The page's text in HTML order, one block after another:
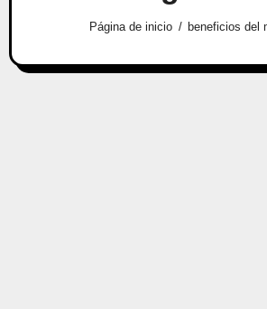
Página de inicio beneficios del